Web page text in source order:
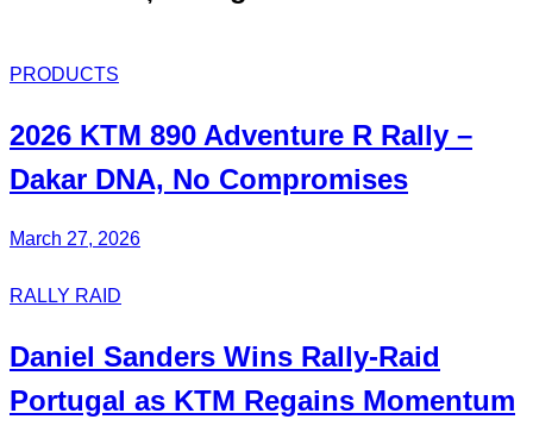
PRODUCTS
2026 KTM 890 Adventure R Rally –
Dakar DNA, No Compromises
March 27, 2026
RALLY RAID
Daniel Sanders Wins Rally-Raid
Portugal as KTM Regains Momentum